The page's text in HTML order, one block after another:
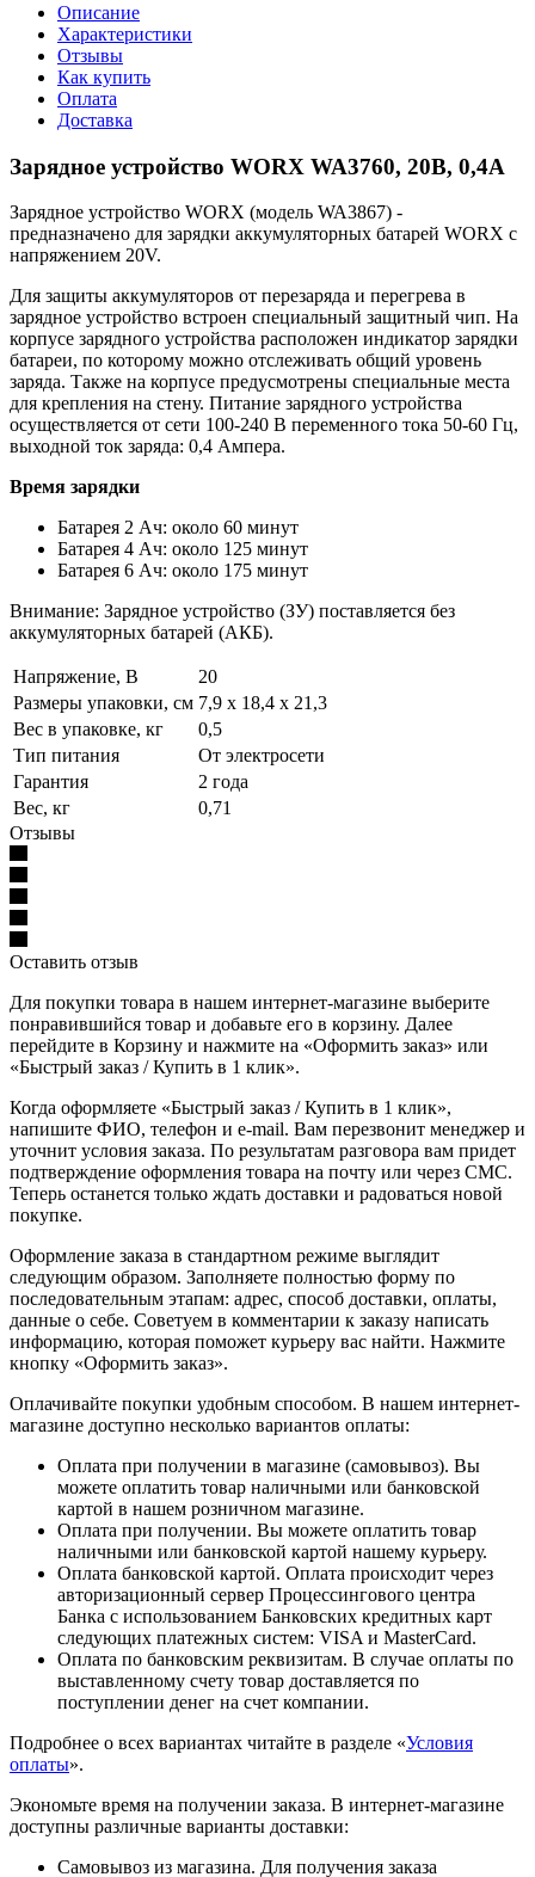
Описание
Характеристики
Отзывы
Как купить
Оплата
Доставка
Зарядное устройство WORX WA3760, 20В, 0,4А
Зарядное устройство WORX (модель WA3867) -
предназначено для зарядки аккумуляторных батарей WORX с
напряжением 20V.
Для защиты аккумуляторов от перезаряда и перегрева в
зарядное устройство встроен специальный защитный чип. На
корпусе зарядного устройства расположен индикатор зарядки
батареи, по которому можно отслеживать общий уровень
заряда. Также на корпусе предусмотрены специальные места
для крепления на стену. Питание зарядного устройства
осуществляется от сети 100-240 В переменного тока 50-60 Гц,
выходной ток заряда: 0,4 Ампера.
Время зарядки
Батарея 2 Ач: около 60 минут
Батарея 4 Ач: около 125 минут
Батарея 6 Ач: около 175 минут
Внимание: Зарядное устройство (ЗУ) поставляется без
аккумуляторных батарей (АКБ).
Напряжение, В
20
Размеры упаковки, см 7,9 х 18,4 х 21,3
Вес в упаковке, кг
0,5
Тип питания
От электросети
Гарантия
2 года
Вес, кг
0,71
Отзывы
Оставить отзыв
Для покупки товара в нашем интернет-магазине выберите
понравившийся товар и добавьте его в корзину. Далее
перейдите в Корзину и нажмите на «Оформить заказ» или
«Быстрый заказ / Купить в 1 клик».
Когда оформляете «Быстрый заказ / Купить в 1 клик»,
напишите ФИО, телефон и e-mail. Вам перезвонит менеджер и
уточнит условия заказа. По результатам разговора вам придет
подтверждение оформления товара на почту или через СМС.
Теперь останется только ждать доставки и радоваться новой
покупке.
Оформление заказа в стандартном режиме выглядит
следующим образом. Заполняете полностью форму по
последовательным этапам: адрес, способ доставки, оплаты,
данные о себе. Советуем в комментарии к заказу написать
информацию, которая поможет курьеру вас найти. Нажмите
кнопку «Оформить заказ».
Оплачивайте покупки удобным способом. В нашем интернет-
магазине доступно несколько вариантов оплаты:
Оплата при получении в магазине (самовывоз). Вы
можете оплатить товар наличными или банковской
картой в нашем розничном магазине.
Оплата при получении. Вы можете оплатить товар
наличными или банковской картой нашему курьеру.
Оплата банковской картой. Оплата происходит через
авторизационный сервер Процессингового центра
Банка с использованием Банковских кредитных карт
следующих платежных систем: VISA и MasterCard.
Оплата по банковским реквизитам. В случае оплаты по
выставленному счету товар доставляется по
поступлении денег на счет компании.
Подробнее о всех вариантах читайте в разделе «Условия
оплаты».
Экономьте время на получении заказа. В интернет-магазине
доступны различные варианты доставки:
Самовывоз из магазина. Для получения заказа